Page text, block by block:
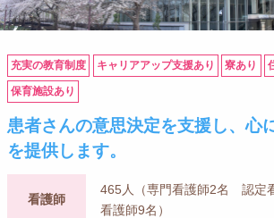
充実の教育制度 キャリアアップ支援あり 寮あり
保育施設あり
患者さんの意思決定を支援し、心
を提供します。
看護師
465人（専門看護師2名 認定
看護師9名）